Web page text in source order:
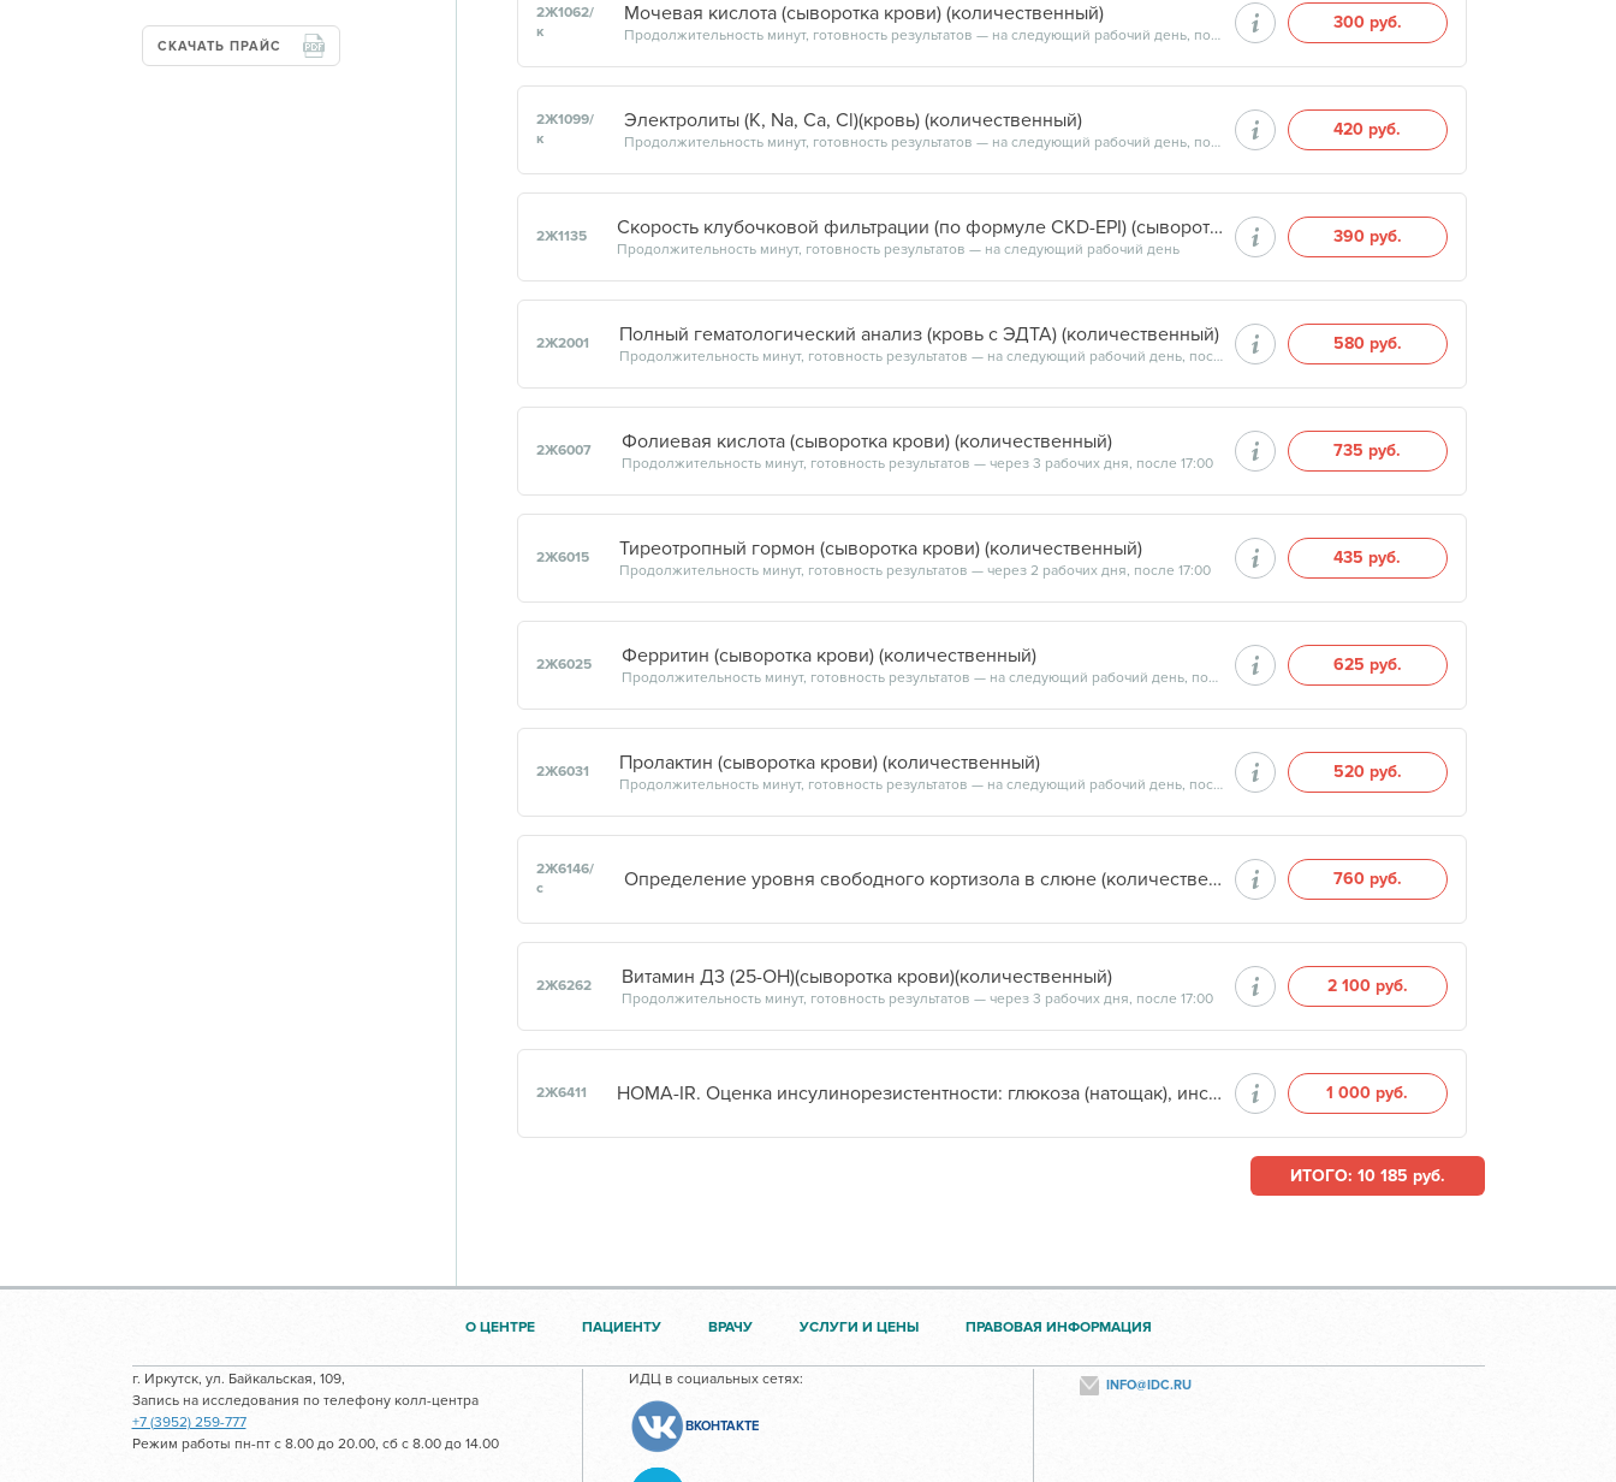
СКАЧАТЬ ПРАЙС
2Ж1062/
к
Мочевая кислота (сыворотка крови) (количественный)
Продолжительность минут, готовность результатов — на следующий рабочий день, после 15:00
300 руб.
2Ж1099/
к
Электролиты (К, Na, Ca, Cl)(кровь) (количественный)
Продолжительность минут, готовность результатов — на следующий рабочий день, после 15:00
420 руб.
2Ж1135 Скорость клубочковой фильтрации (по формуле CKD-EPI) (сыворотка крови) (количественный)
Продолжительность минут, готовность результатов — на следующий рабочий день
390 руб.
2Ж2001 Полный гематологический анализ (кровь с ЭДТА) (количественный)
Продолжительность минут, готовность результатов — на следующий рабочий день, после 17:00
580 руб.
2Ж6007 Фолиевая кислота (сыворотка крови) (количественный)
Продолжительность минут, готовность результатов — через 3 рабочих дня, после 17:00
735 руб.
2Ж6015 Тиреотропный гормон (сыворотка крови) (количественный)
Продолжительность минут, готовность результатов — через 2 рабочих дня, после 17:00
435 руб.
2Ж6025 Ферритин (сыворотка крови) (количественный)
Продолжительность минут, готовность результатов — на следующий рабочий день, после 17:00
625 руб.
2Ж6031 Пролактин (сыворотка крови) (количественный)
Продолжительность минут, готовность результатов — на следующий рабочий день, после 17:00
520 руб.
2Ж6146/
с
Определение уровня свободного кортизола в слюне (количественный) 760 руб.
2Ж6262 Витамин Д3 (25-ОН)(сыворотка крови)(количественный)
Продолжительность минут, готовность результатов — через 3 рабочих дня, после 17:00
2 100 руб.
2Ж6411 HOMA-IR. Оценка инсулинорезистентности: глюкоза (натощак), инсулин (натощак), расчет индекса. (сыворотка крови) (количественный) 1 000 руб.
ИТОГО: 10 185 руб.
О ЦЕНТРЕ ПАЦИЕНТУ ВРАЧУ УСЛУГИ И ЦЕНЫ ПРАВОВАЯ ИНФОРМАЦИЯ
г. Иркутск, ул. Байкальская, 109,
Запись на исследования по телефону колл-центра
+7 (3952) 259-777
Режим работы пн-пт с 8.00 до 20.00, сб с 8.00 до 14.00
ИДЦ в социальных сетях:
ВКОНТАКТЕ
INFO@IDC.RU